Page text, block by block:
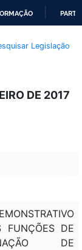
Legislação
DE 2017
FUNÇÕES DE
DE